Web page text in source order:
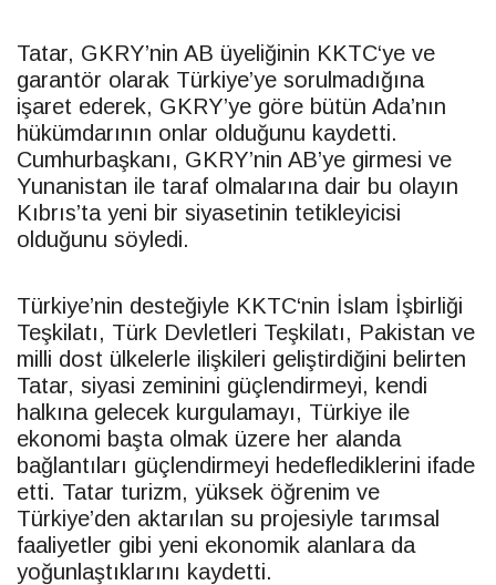
Tatar, GKRY’nin AB üyeliğinin KKTC‘ye ve
garantör olarak Türkiye’ye sorulmadığına
işaret ederek, GKRY’ye göre bütün Ada’nın
hükümdarının onlar olduğunu kaydetti.
Cumhurbaşkanı, GKRY’nin AB’ye girmesi ve
Yunanistan ile taraf olmalarına dair bu olayın
Kıbrıs’ta yeni bir siyasetinin tetikleyicisi
olduğunu söyledi.
Türkiye’nin desteğiyle KKTC‘nin İslam İşbirliği
Teşkilatı, Türk Devletleri Teşkilatı, Pakistan ve
milli dost ülkelerle ilişkileri geliştirdiğini belirten
Tatar, siyasi zeminini güçlendirmeyi, kendi
halkına gelecek kurgulamayı, Türkiye ile
ekonomi başta olmak üzere her alanda
bağlantıları güçlendirmeyi hedeflediklerini ifade
etti. Tatar turizm, yüksek öğrenim ve
Türkiye’den aktarılan su projesiyle tarımsal
faaliyetler gibi yeni ekonomik alanlara da
yoğunlaştıklarını kaydetti.